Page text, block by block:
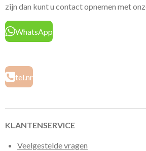
zijn dan kunt u contact opnemen met
WhatsApp
tel.nr
KLANTENSERVICE
Veelgestelde vragen